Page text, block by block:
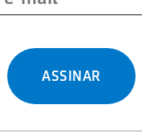
ASSINAR